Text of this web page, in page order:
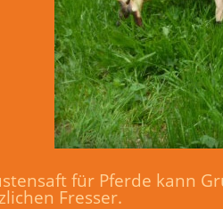
für Pferde kann
Fresser.